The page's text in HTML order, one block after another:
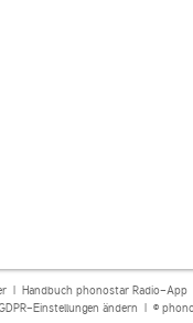
| Handbuch phonostar Radio-App
Einstellungen ändern | ©